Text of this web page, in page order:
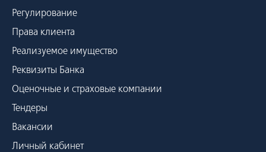
Регулирование
Права клиента
Реализуемое имущество
Реквизиты Банка
Оценочные и страховые компании
Тендеры
Вакансии
Личный кабинет